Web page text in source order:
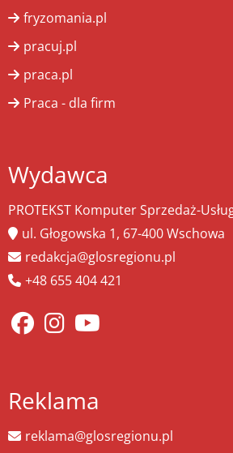
fryzomania.pl
pracuj.pl
praca.pl
Praca - dla firm
Wydawca
PROTEKST Komputer Sprzedaż-
ul. Głogowska 1, 67-400 Wschowa
redakcja@glosregionu.pl
+48 655 404 421
Reklama
reklama@glosregionu.pl